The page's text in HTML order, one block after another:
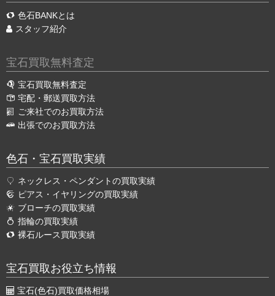
色石BANKとは
スタッフ紹介
宝石買取無料査定
宝石買取無料査定
宅配・郵送買取方法
ご来社でのお買取方法
出張でのお買取方法
色石・宝石買取実績
ネックレス・ペンダントの買取実績
ピアス・イヤリングの買取実績
ブローチの買取実績
指輪の買取実績
裸石ルース買取実績
宝石買取お役立ち情報
宝石(色石)買取価格相場